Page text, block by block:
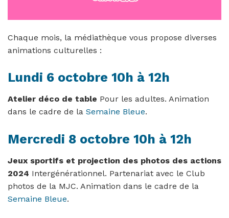
Chaque mois, la médiathèque vous propose diverses
animations culturelles :
Lundi 6 octobre 10h à 12h
Atelier déco de table Pour les adultes. Animation
dans le cadre de la Semaine Bleue.
Mercredi 8 octobre 10h à 12h
Jeux sportifs et projection des photos des actions
2024 Intergénérationnel. Partenariat avec le Club
photos de la MJC. Animation dans le cadre de la
Semaine Bleue.